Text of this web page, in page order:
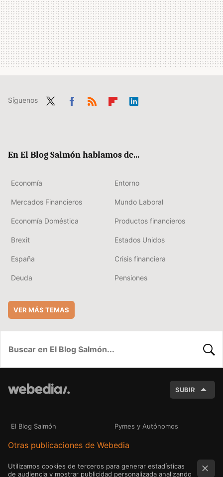
Síguenos
En El Blog Salmón hablamos de...
Economía Entorno
Mercados Financieros Mundo Laboral
Economía Doméstica Productos financieros
Brexit Estados Unidos
España Crisis financiera
Deuda Pensiones
VER MÁS TEMAS
SUBIR
El Blog Salmón Pymes y Autónomos
Otras publicaciones de Webedia
Utilizamos cookies de terceros para generar estadísticas
de audiencia y mostrar publicidad personalizada analizando